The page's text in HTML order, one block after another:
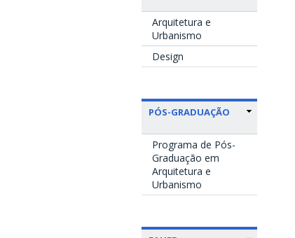
Arquitetura e
Urbanismo
Design
PÓS-GRADUAÇÃO
Programa de Pós-
Graduação em
Arquitetura e
Urbanismo